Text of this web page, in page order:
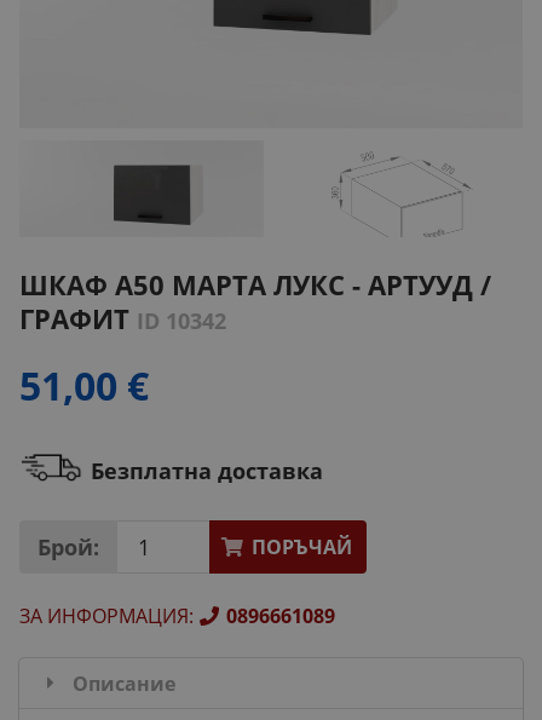
ШКАФ А50 МАРТА ЛУКС - АРТУУД /
ГРАФИТ ID 10342
51,00 €
Безплатна доставка
Брой: ПОРЪЧАЙ
ЗА ИНФОРМАЦИЯ: 0896661089
Описание